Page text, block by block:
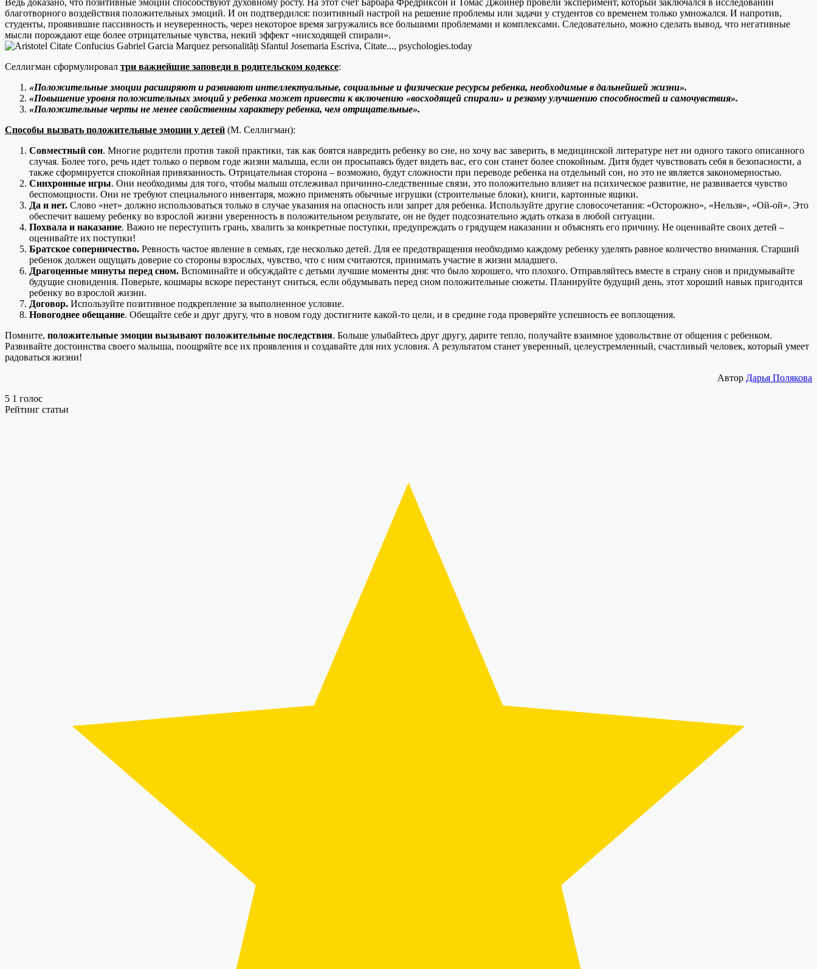
благотворного воздействия положительных эмоций. И он подтвердился: позитивный настрой на решение проблемы или задачи у студентов со временем только умножался. И напротив,
студенты, проявившие пассивность и неуверенность, через некоторое время загружались все большими проблемами и комплексами. Следовательно, можно сделать вывод, что негативные
мысли порождают еще более отрицательные чувства, некий эффект «нисходящей спирали».
Селлигман сформулировал три важнейшие заповеди в родительском кодексе:
«Положительные эмоции расширяют и развивают интеллектуальные, социальные и физические ресурсы ребенка, необходимые в дальнейшей жизни».
«Повышение уровня положительных эмоций у ребенка может привести к включению «восходящей спирали» и резкому улучшению способностей и самочувствия».
«Положительные черты не менее свойственны характеру ребенка, чем отрицательные».
Способы вызвать положительные эмоции у детей (М. Селлигман):
Совместный сон. Многие родители против такой практики, так как боятся навредить ребенку во сне, но хочу вас заверить, в медицинской литературе нет ни одного такого описанного
случая. Более того, речь идет только о первом годе жизни малыша, если он просыпаясь будет видеть вас, его сон станет более спокойным. Дитя будет чувствовать себя в безопасности, а
также сформируется спокойная привязанность. Отрицательная сторона – возможно, будут сложности при переводе ребенка на отдельный сон, но это не является закономерностью.
Синхронные игры. Они необходимы для того, чтобы малыш отслеживал причинно-следственные связи, это положительно влияет на психическое развитие, не развивается чувство
беспомощности. Они не требуют специального инвентаря, можно применять обычные игрушки (строительные блоки), книги, картонные ящики.
Да и нет. Слово «нет» должно использоваться только в случае указания на опасность или запрет для ребенка. Используйте другие словосочетания: «Осторожно», «Нельзя», «Ой-ой». Это
обеспечит вашему ребенку во взрослой жизни уверенность в положительном результате, он не будет подсознательно ждать отказа в любой ситуации.
Похвала и наказание. Важно не переступить грань, хвалить за конкретные поступки, предупреждать о грядущем наказании и объяснять его причину. Не оценивайте своих детей –
оценивайте их поступки!
Братское соперничество. Ревность частое явление в семьях, где несколько детей. Для ее предотвращения необходимо каждому ребенку уделять равное количество внимания. Старший
ребенок должен ощущать доверие со стороны взрослых, чувство, что с ним считаются, принимать участие в жизни младшего.
Драгоценные минуты перед сном. Вспоминайте и обсуждайте с детьми лучшие моменты дня: что было хорошего, что плохого. Отправляйтесь вместе в страну снов и придумывайте
будущие сновидения. Поверьте, кошмары вскоре перестанут сниться, если обдумывать перед сном положительные сюжеты. Планируйте будущий день, этот хороший навык пригодится
ребенку во взрослой жизни.
Договор. Используйте позитивное подкрепление за выполненное условие.
Новогоднее обещание. Обещайте себе и друг другу, что в новом году достигните какой-то цели, и в средине года проверяйте успешность ее воплощения.
Помните, положительные эмоции вызывают положительные последствия. Больше улыбайтесь друг другу, дарите тепло, получайте взаимное удовольствие от общения с ребенком.
Развивайте достоинства своего малыша, поощряйте все их проявления и создавайте для них условия. А результатом станет уверенный, целеустремленный, счастливый человек, который умеет
радоваться жизни!
Автор Дарья Полякова
5 1 голос
Рейтинг статьи